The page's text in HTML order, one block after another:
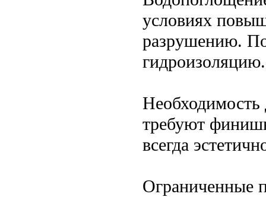
условиях
разрушению.
гидроизоляцию.
требуют
всегда
Ограниченные